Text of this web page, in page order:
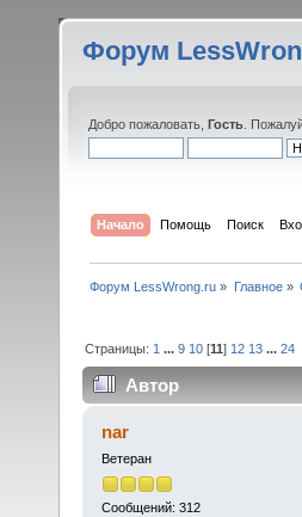
Форум
Добро пожаловать, Гость .
Начало Помощь Поиск
Форум LessWrong.ru » Главное»
Страницы: 1 ...9 10 [11] 12 13 ...24
Автор
nar
Ветеран
Сообщений: 312